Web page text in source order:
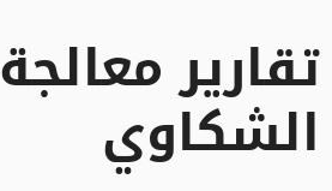
تقارير معالجة
الشكاوي